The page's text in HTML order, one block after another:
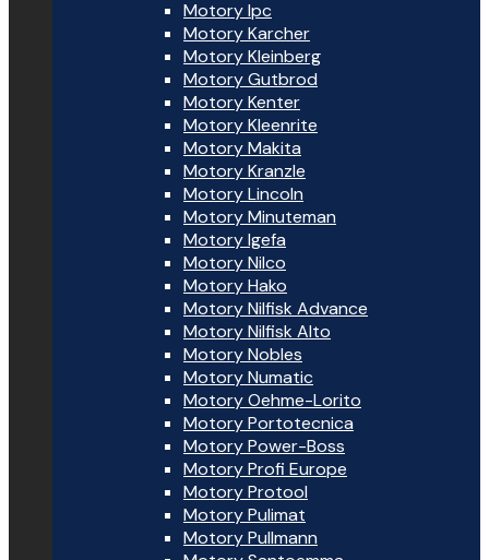
Motory Ipc
Motory Karcher
Motory Kleinberg
Motory Gutbrod
Motory Kenter
Motory Kleenrite
Motory Makita
Motory Kranzle
Motory Lincoln
Motory Minuteman
Motory Igefa
Motory Nilco
Motory Hako
Motory Nilfisk Advance
Motory Nilfisk Alto
Motory Nobles
Motory Numatic
Motory Oehme-Lorito
Motory Portotecnica
Motory Power-Boss
Motory Profi Europe
Motory Protool
Motory Pulimat
Motory Pullmann